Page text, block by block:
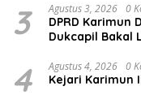
3 Agustus 3, 2026 0
DPRD Karimun
Dukcapil Bakal
4 Agustus 4, 2026 0
Kejari Karimun